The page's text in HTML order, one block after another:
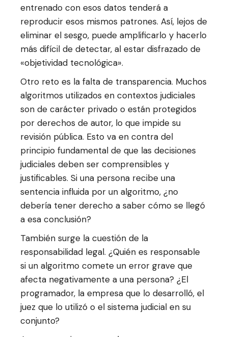
entrenado con esos datos tenderá a
reproducir esos mismos patrones. Así, lejos de
eliminar el sesgo, puede amplificarlo y hacerlo
más difícil de detectar, al estar disfrazado de
«objetividad tecnológica».
Otro reto es la falta de transparencia. Muchos
algoritmos utilizados en contextos judiciales
son de carácter privado o están protegidos
por derechos de autor, lo que impide su
revisión pública. Esto va en contra del
principio fundamental de que las decisiones
judiciales deben ser comprensibles y
justificables. Si una persona recibe una
sentencia influida por un algoritmo, ¿no
debería tener derecho a saber cómo se llegó
a esa conclusión?
También surge la cuestión de la
responsabilidad legal. ¿Quién es responsable
si un algoritmo comete un error grave que
afecta negativamente a una persona? ¿El
programador, la empresa que lo desarrolló, el
juez que lo utilizó o el sistema judicial en su
conjunto?